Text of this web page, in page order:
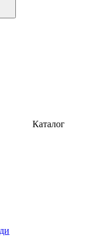
Каталог